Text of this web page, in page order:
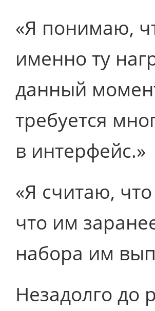
«Я понимаю,
именно ту
данный
требуется
в интерфейс.»
«Я считаю,
что им
набора им
Незадолго до